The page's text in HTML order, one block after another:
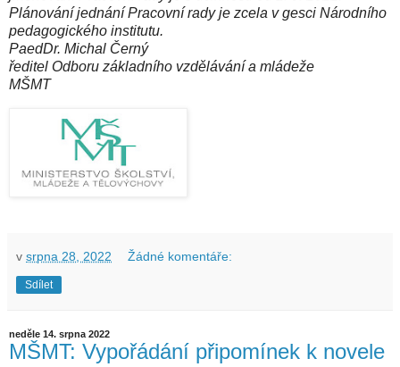
Plánování jednání Pracovní rady je zcela v gesci Národního
pedagogického institutu.
PaedDr. Michal Černý
ředitel Odboru základního vzdělávání a mládeže
MŠMT
v srpna 28, 2022 Žádné komentáře:
Sdílet
neděle 14. srpna 2022
MŠMT: Vypořádání připomínek k novele